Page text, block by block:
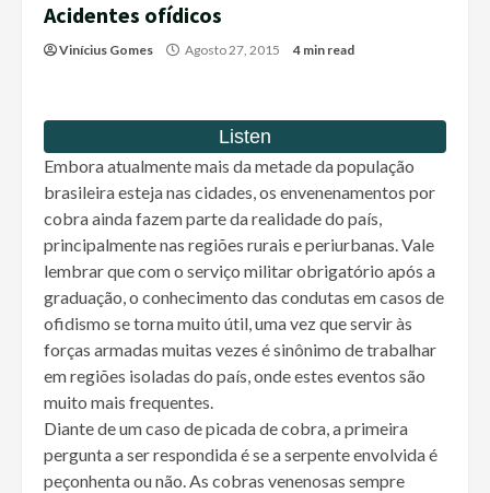
Acidentes ofídicos
Vinícius Gomes Agosto 27, 2015 4 min read
Embora atualmente mais da metade da população
brasileira esteja nas cidades, os envenenamentos por
cobra ainda fazem parte da realidade do país,
principalmente nas regiões rurais e periurbanas. Vale
lembrar que com o serviço militar obrigatório após a
graduação, o conhecimento das condutas em casos de
ofidismo se torna muito útil, uma vez que servir às
forças armadas muitas vezes é sinônimo de trabalhar
em regiões isoladas do país, onde estes eventos são
muito mais frequentes.
Diante de um caso de picada de cobra, a primeira
pergunta a ser respondida é se a serpente envolvida é
peçonhenta ou não. As cobras venenosas sempre